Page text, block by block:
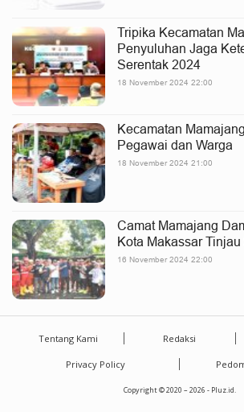
Tripika Kecamatan
Penyuluhan Jaga
Serentak 2024
18 November 2024 22:00
Kecamatan
Pegawai dan Warga
18 November 2024 21:00
Camat Mamajang
Kota Makassar
16 November 2024 22:00
Tentang Kami Redaksi
Privacy Policy
Copyright © 2020 – 2026 - Pluz.id.